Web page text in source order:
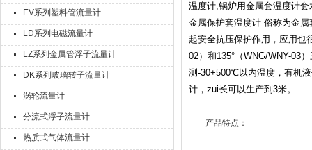
EV系列塑料管流量计
LD系列电磁流量计
LZ系列金属管浮子流量计
DK系列玻璃转子流量计
涡轮流量计
分流式浮子流量计
热质式气体流量计
温度计,锅炉用金属套温度计
金属保护套温度计 俗称为金
起安全抗压保护作用，应用也
02）和135°（WNG/WNY-03
测-30+500℃以内温度，有机
计，zui长可以生产到3米。
产品特点：